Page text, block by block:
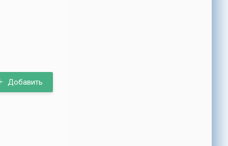
Добавить